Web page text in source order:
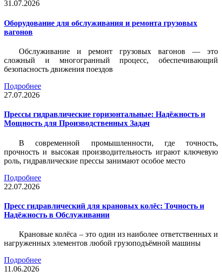
31.07.2026
Оборудование для обслуживания и ремонта грузовых
вагонов
Обслуживание и ремонт грузовых вагонов — это
сложный и многогранный процесс, обеспечивающий
безопасность движения поездов
Подробнее
27.07.2026
Прессы гидравлические горизонтальные: Надёжность и
Мощность для Производственных Задач
В современной промышленности, где точность,
прочность и высокая производительность играют ключевую
роль, гидравлические прессы занимают особое место
Подробнее
22.07.2026
Пресс гидравлический для крановых колёс: Точность и
Надёжность в Обслуживании
Крановые колёса – это один из наиболее ответственных и
нагруженных элементов любой грузоподъёмной машины
Подробнее
11.06.2026